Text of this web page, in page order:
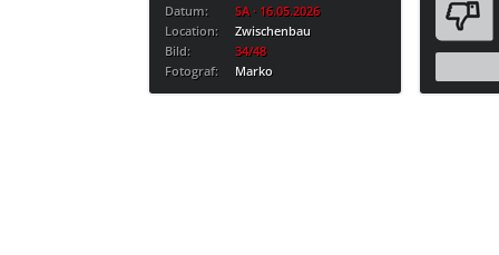
Datum:
SA · 16.05.2026
Location:
Zwischenbau
Bild:
34/48
Fotograf:
Marko